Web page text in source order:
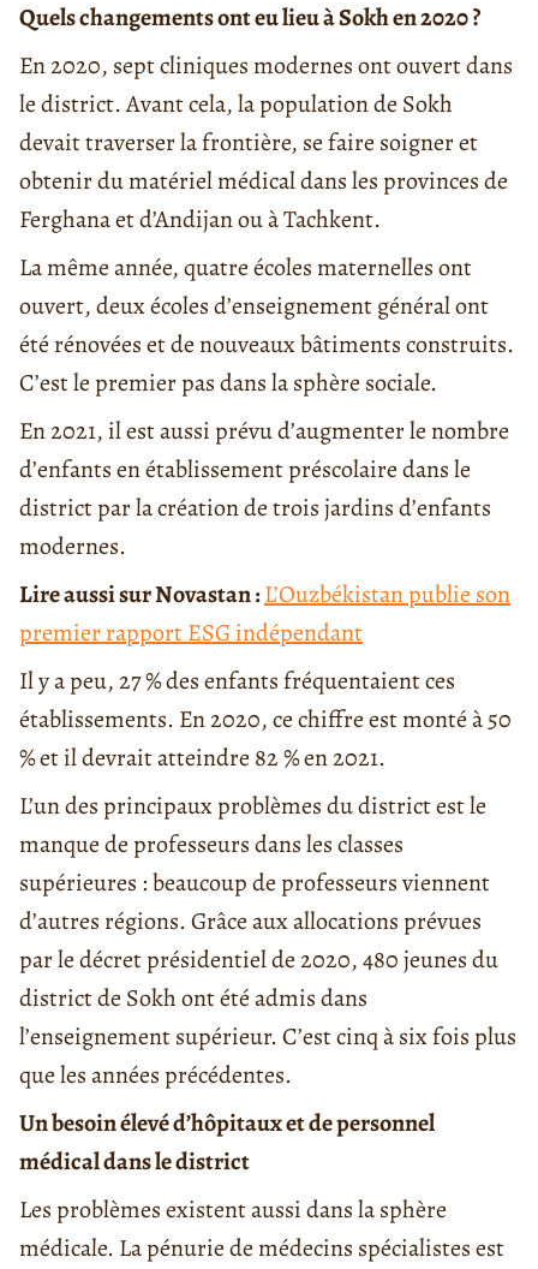
Quels changements ont eu lieu à Sokh en 2020 ?
En 2020, sept cliniques modernes ont ouvert dans
le district. Avant cela, la population de Sokh
devait traverser la frontière, se faire soigner et
obtenir du matériel médical dans les provinces de
Ferghana et d’Andijan ou à Tachkent.
La même année, quatre écoles maternelles ont
ouvert, deux écoles d’enseignement général ont
été rénovées et de nouveaux bâtiments construits.
C’est le premier pas dans la sphère sociale.
En 2021, il est aussi prévu d’augmenter le nombre
d’enfants en établissement préscolaire dans le
district par la création de trois jardins d’enfants
modernes.
Lire aussi sur Novastan :L’Ouzbékistan publie son
premier rapport ESG indépendant
Il y a peu, 27 % des enfants fréquentaient ces
établissements. En 2020, ce chiffre est monté à 50
% et il devrait atteindre 82 % en 2021.
L’un des principaux problèmes du district est le
manque de professeurs dans les classes
supérieures : beaucoup de professeurs viennent
d’autres régions. Grâce aux allocations prévues
par le décret présidentiel de 2020, 480 jeunes du
district de Sokh ont été admis dans
l’enseignement supérieur. C’est cinq à six fois plus
que les années précédentes.
Un besoin élevé d’hôpitaux et de personnel
médical dans le district
Les problèmes existent aussi dans la sphère
médicale. La pénurie de médecins spécialistes est